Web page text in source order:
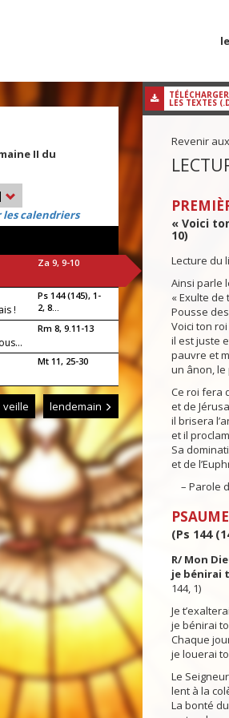
II du
|
les calendriers
Za 9, 9-10
!
Ps 144 (145), 1-
2, 8...
Rm 8, 9.11-13
Mt 11, 25-30
veille lendemain
TÉLÉCHARGER
LES TEXTES
Revenir
« Voici
10)
Lecture du
Ainsi parle
« Exulte
Pousse
Voici ton
il est juste
pauvre et
un ânon, le
Ce roi fera
et de
il brisera
et il
Sa
et de
– Parole
PSAUME
(Ps 144
R/ Mon
je bénirai
144, 1)
Je
je bénirai
Chaque
je louerai
Le
lent à la
La bonté